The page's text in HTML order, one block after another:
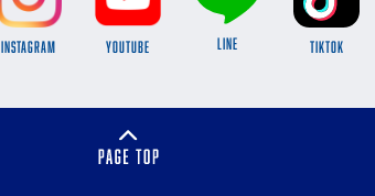
INSTAGRAM YOUTUBE LINE TikTok